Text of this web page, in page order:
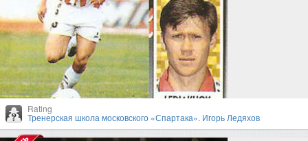
Rating
Тренерская школа московского «Спартака». Игорь Ледяхов